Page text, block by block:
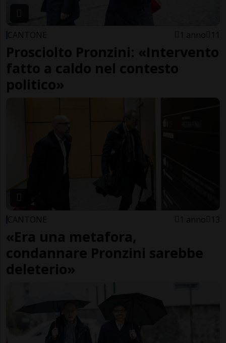
CANTONE 1 anno 11
Prosciolto Pronzini: «Intervento
fatto a caldo nel contesto
politico»
CANTONE 1 anno 13
«Era una metafora,
condannare Pronzini sarebbe
deleterio»